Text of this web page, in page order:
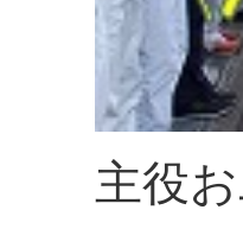
主役